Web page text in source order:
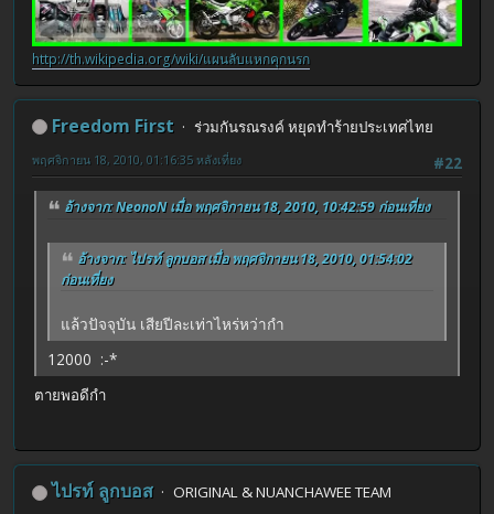
http://th.wikipedia.org/wiki/แผนลับแหกคุกนรก
Freedom First
ร่วมกันรณรงค์ หยุดทำร้ายประเทศไทย
#22
พฤศจิกายน 18, 2010, 01:16:35 หลังเที่ยง
อ้างจาก: NeonoN เมื่อ พฤศจิกายน 18, 2010, 10:42:59 ก่อนเที่ยง
อ้างจาก: ไปรท์ ลูกบอส เมื่อ พฤศจิกายน 18, 2010, 01:54:02
ก่อนเที่ยง
แล้วปัจจุบัน เสียปีละเท่าไหร่หว่ากำ
12000 :-*
ตายพอดีกำ
ไปรท์ ลูกบอส
ORIGINAL & NUANCHAWEE TEAM